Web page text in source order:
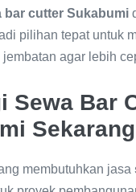
bar cutter Sukabumi
pilihan tepat untuk
agar lebih
Sewa Bar
Sekarang
membutuhkan jasa